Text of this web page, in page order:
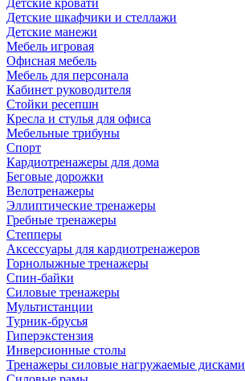
Детские кровати
Детские шкафчики и стеллажи
Детские манежи
Мебель игровая
Офисная мебель
Мебель для персонала
Кабинет руководителя
Стойки ресепшн
Кресла и стулья для офиса
Мебельные трибуны
Спорт
Кардиотренажеры для дома
Беговые дорожки
Велотренажеры
Эллиптические тренажеры
Гребные тренажеры
Степперы
Аксессуары для кардиотренажеров
Горнолыжные тренажеры
Спин-байки
Силовые тренажеры
Мультистанции
Турник-брусья
Гиперэкстензия
Инверсионные столы
Тренажеры силовые нагружаемые дисками